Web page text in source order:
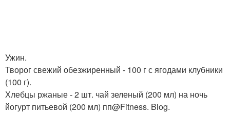
Ужин.
Творог свежий обезжиренный - 100 г с ягодами клубники
(100 г).
Хлебцы ржаные - 2 шт. чай зеленый (200 мл) на ночь
йогурт питьевой (200 мл) пп@Fitness. Blog.